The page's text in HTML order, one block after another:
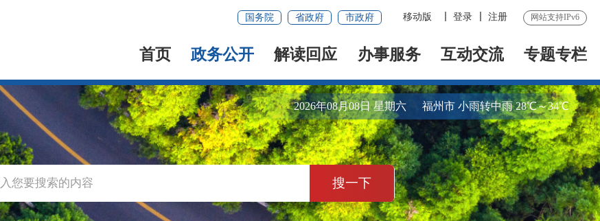
国务院 省政府 市政府 移动版 登录 注册 网站支持IPv6
首页 政务公开 解读回应 办事服务 互动交流 专题专栏
2026年08月08日 星期六 福州市 小雨转中雨 28℃～34℃
搜一下